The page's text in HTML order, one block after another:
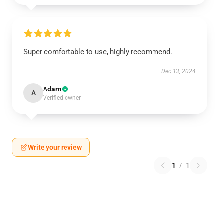
Super comfortable to use, highly recommend.
Dec 13, 2024
A Adam
Verified owner
Write your review
1 / 1